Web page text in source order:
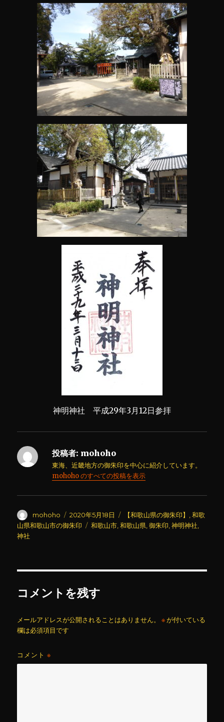
神明神社 平成29年3月12日参拝
投稿者: mohoho
東海、近畿地方の御朱印を中心に紹介しています。
mohoho のすべての投稿を表示
投
稿
mohoho
投
稿
2020年5月18日
カ
テ
【和歌山県の御朱印】 ,和歌
山県和歌山市の御朱印
タ
和歌山市 ,和歌山県 ,御朱印 ,神明神社
神社
コメントを残す
メールアドレスが公開されることはありません。 ※が付いている
欄は必須項目です
コメント※